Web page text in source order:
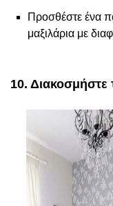
Προσθέστε ένα
μαξιλάρια με
10. Διακοσμήστε